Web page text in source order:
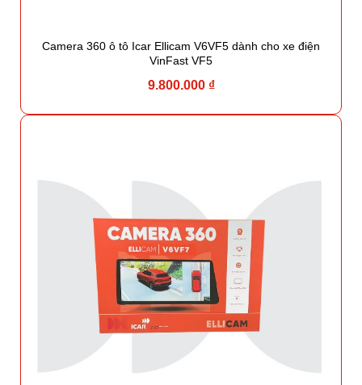
Camera 360 ô tô Icar Ellicam V6VF5 dành cho xe điện
VinFast VF5
9.800.000 ₫